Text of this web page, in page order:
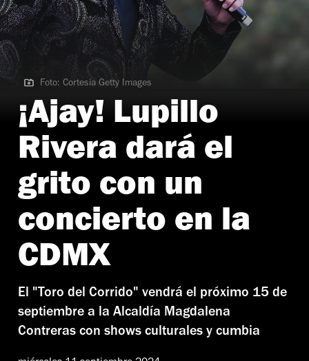
Foto: Cortesía Getty Images
Foto: Cortesía Getty Images
¡Ajay! Lupillo
Rivera dará el
grito con un
concierto en la
CDMX
El "Toro del Corrido" vendrá el próximo 15 de
septiembre a la Alcaldía Magdalena
Contreras con shows culturales y cumbia